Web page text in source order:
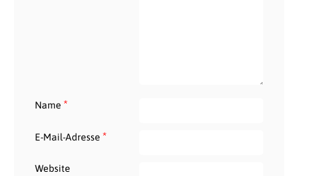
Name *
E-Mail-Adresse *
Website